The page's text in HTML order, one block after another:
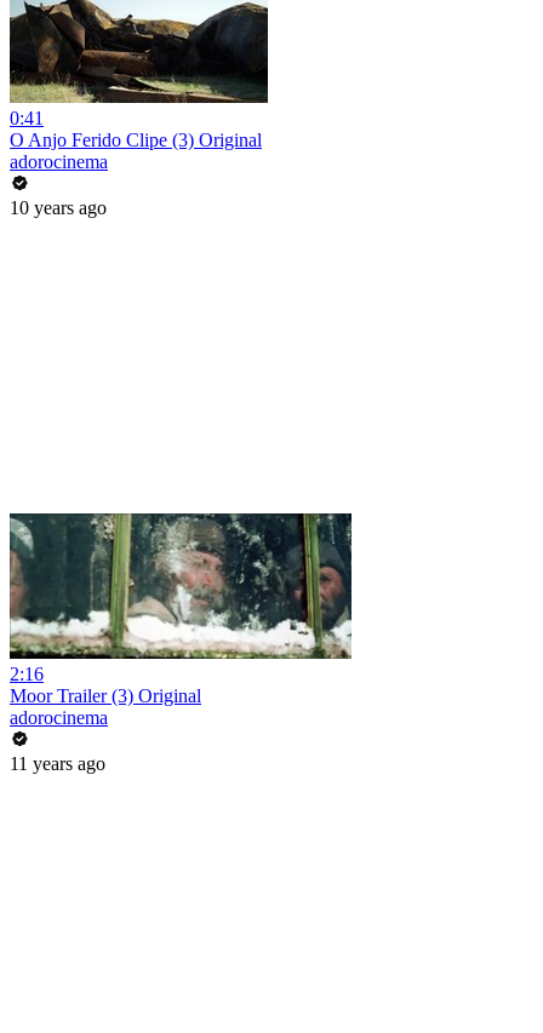
0:41
O Anjo Ferido Clipe (3) Original
adorocinema
10 years ago
2:16
Moor Trailer (3) Original
adorocinema
11 years ago